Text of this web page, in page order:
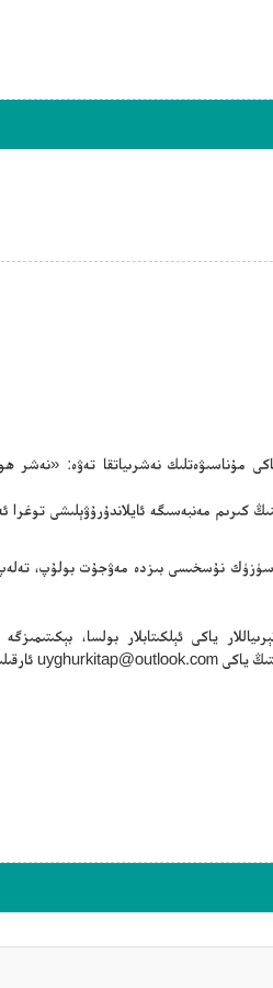
مۇناسىۋەتلىك نەشرىياتقا تەۋە:
كىرىم مەنبەسىگە ئايلاندۇرۇۋېلىشى توغرا
سۈزۈك نۇسخىسى بىزدە مەۋجۇت بولۇپ، تەلەپ
ياكى ئېلكىتابلار بولسا،
ياكى uyghurkitap@outlook.com